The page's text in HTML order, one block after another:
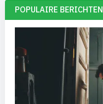
POPULAIRE BERICHTEN